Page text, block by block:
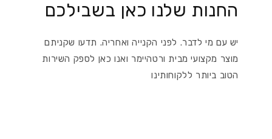
החנות שלנו כאן בשבילכם
יש עם מי לדבר. לפני הקנייה ואחריה. תדעו שקניתם
מוצר מקצועי מבית ורטהיימר ואנו כאן לספק השירות
הטוב ביותר ללקוחותינו